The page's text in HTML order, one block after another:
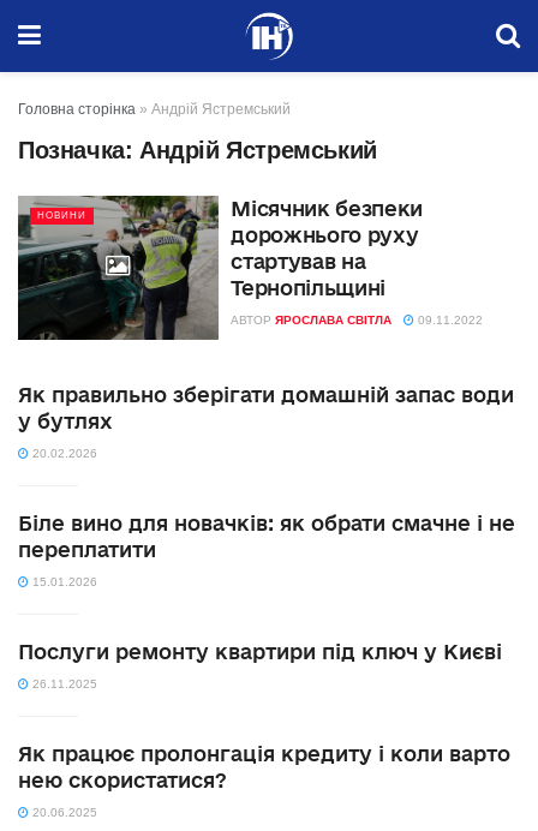
Головна сторінка » Андрій Ястремський
Позначка: Андрій Ястремський
НОВИНИ
Місячник безпеки
дорожнього руху
стартував на
Тернопільщині
АВТОР ЯРОСЛАВА СВІТЛА 09.11.2022
Як правильно зберігати домашній запас води
у бутлях
20.02.2026
Біле вино для новачків: як обрати смачне і не
переплатити
15.01.2026
Послуги ремонту квартири під ключ у Києві
26.11.2025
Як працює пролонгація кредиту і коли варто
нею скористатися?
20.06.2025